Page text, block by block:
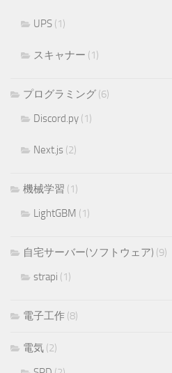
UPS (1)
スキャナー (1)
プログラミング (6)
Discord.py (1)
Next.js (2)
機械学習 (1)
LightGBM (1)
自宅サーバー(ソフトウェア) (9)
strapi (1)
電子工作 (8)
電気 (2)